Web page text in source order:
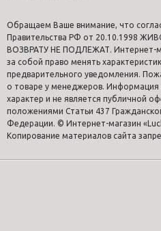
Обращаем Ваше внимание, что
Правительства РФ от 20.10.1998
ВОЗВРАТУ НЕ ПОДЛЕЖАТ. Интернет-
за собой право менять
предварительного уведомления.
о товаре у менеджеров. Информация
характер и не является публичной
положениями Статьи 437
Федерации. © Интернет-магазин
Копирование материалов сайта